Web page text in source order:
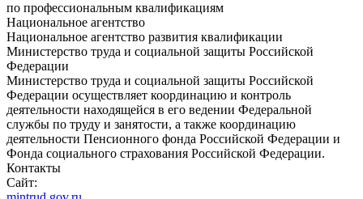
по профессиональным квалификациям
Национальное агентство
Национальное агентство развития квалификации
Министерство труда и социальной защиты Российской
Федерации
Министерство труда и социальной защиты Российской
Федерации осуществляет координацию и контроль
деятельности находящейся в его ведении Федеральной
службы по труду и занятости, а также координацию
деятельности Пенсионного фонда Российской Федерации и
Фонда социального страхования Российской Федерации.
Контакты
Сайт: